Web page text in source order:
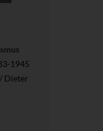
1945
Dieter